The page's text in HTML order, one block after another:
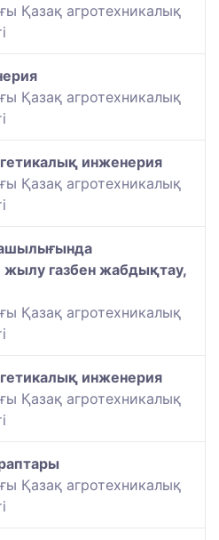
Қазақ агротехникалық
Қазақ агротехникалық
инженерия
Қазақ агротехникалық
газбен жабдықтау,
Қазақ агротехникалық
инженерия
Қазақ агротехникалық
Қазақ агротехникалық